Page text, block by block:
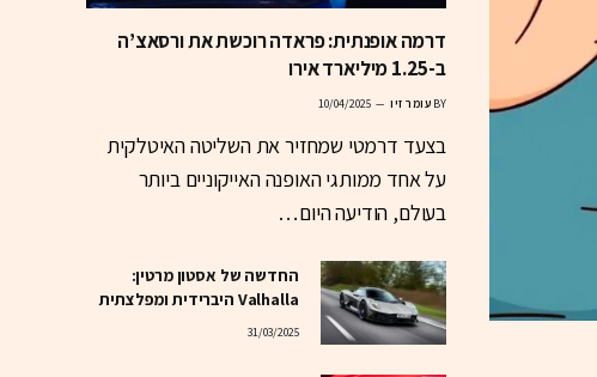
דרמה אופנתית: פראדה רוכשת את ורסאצ’ה
ב-1.25 מיליארד אירו
BY עומר זיו 10/04/2025
בצעד דרמטי שמחזיר את השליטה האיטלקית
על אחד ממותגי האופנה האייקוניים ביותר
בעולם, הודיעה היום…
החדשה של אסטון מרטין:
Valhalla היברידית ומפלצתית
31/03/2025